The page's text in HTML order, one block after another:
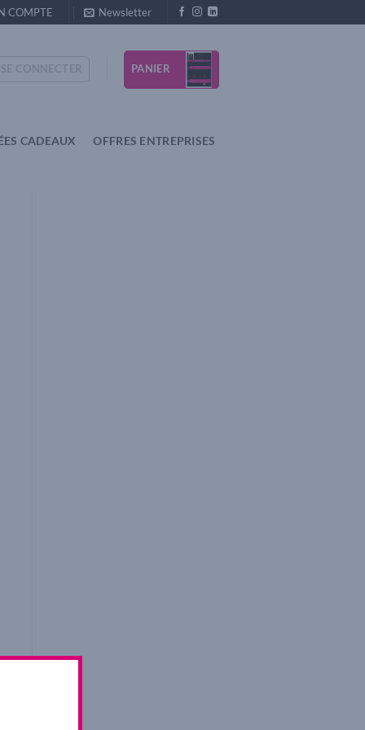
COMPTE Newsletter
PANIER
CADEAUX OFFRES ENTREPRISES